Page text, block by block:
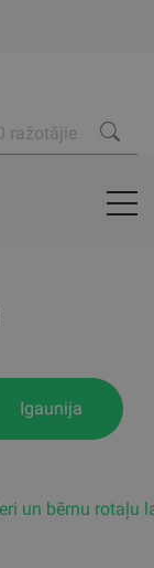
Igaunija
un bērnu rotaļu